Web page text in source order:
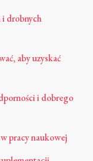
i drobnych
aby uzyskać
i dobrego
pracy naukowej